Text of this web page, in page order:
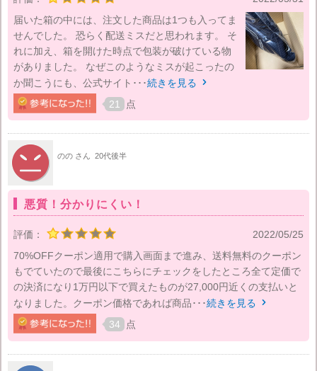
届いた箱の中には、注文した商品は1つも入ってま
せんでした。 恐らく配送ミスだと思われます。 そ
れに加え、箱を開けた時点で包装が破けている物
がありました。 なぜこのようなミスが起こったの
か聞こうにも、公式サイト･･･続きを見る 
21 点
のの さん 20代後半
悪質！分かりにくい！
評価：
2022/05/25
70%OFFクーポン適用で購入画面まで進み、送料無料のクーポン
もでていたので最後にこちらにチェックをしたところ全て定価で
の決済になり1万円以下で買えたものが27,000円近くの支払いと
なりました。クーポン価格であれば商品･･･続きを見る 
34 点